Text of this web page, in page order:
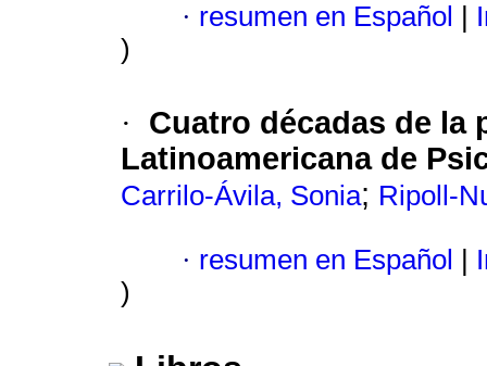
· resumen en Español
)
·
Cuatro décadas de la
Latinoamericana de
Carrilo-Ávila, Sonia; Ripoll-
· resumen en Español
)